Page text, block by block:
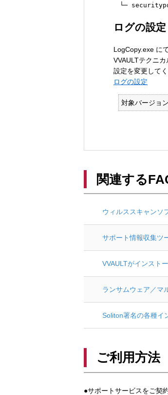
ログの設定
LogCopy.exe に
VVAULTテクニ
設定を変更してく
ログの設定
対象バージョン
関連する
ウィルススキャンソ
サポート情報収集ツ
VVAULTがインスト
ランサムウェア／マ
Soliton署名の各種イ
ご利用方法
●サポートサービスをご契